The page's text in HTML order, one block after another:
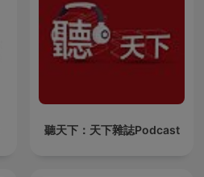
聽天下：天下雜誌Podcast